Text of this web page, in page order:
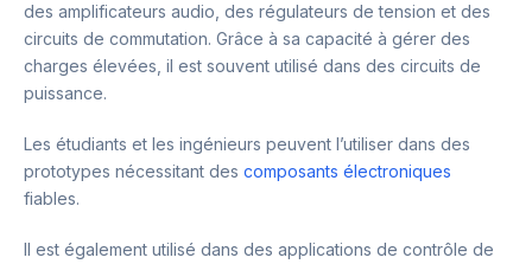
des amplificateurs audio, des régulateurs de tension et des
circuits de commutation. Grâce à sa capacité à gérer des
charges élevées, il est souvent utilisé dans des circuits de
puissance.
Les étudiants et les ingénieurs peuvent l’utiliser dans des
prototypes nécessitant des composants électroniques
fiables.
Il est également utilisé dans des applications de contrôle de